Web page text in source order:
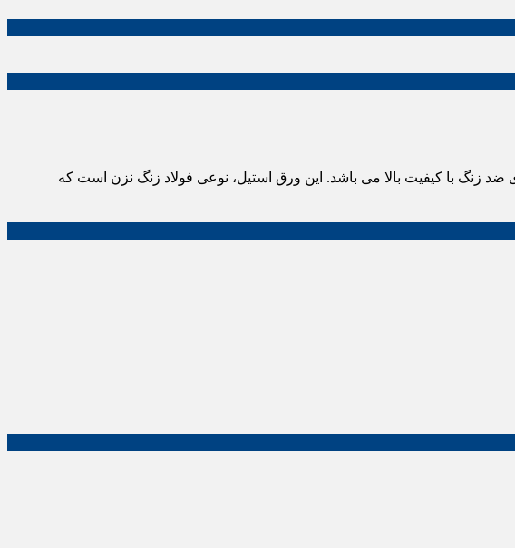
ضد زنگ، ورق استیل ۴۳۰ نامیده شده و از محصولات فولادی ضد زنگ با کیفیت بالا می باشد. این ورق استیل، نوعی فولاد زنگ نزن است که